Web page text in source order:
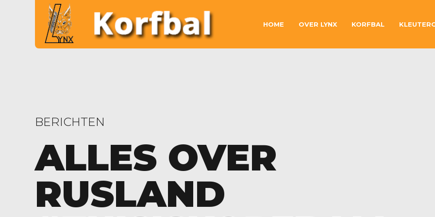
HOME OVER LYNX KORFBAL
BERICHTEN
ALLES OVER
RUSLAND